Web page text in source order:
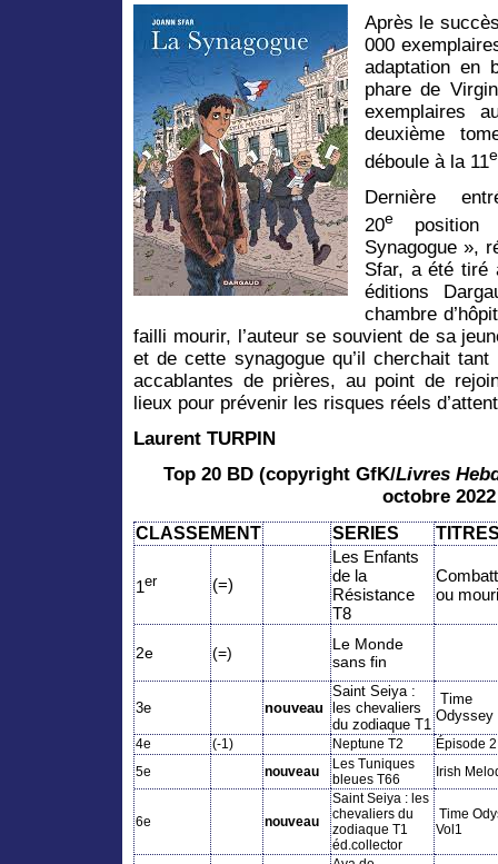
Après le
000
adaptation en
phare de
exemplaires
deuxième
déboule à la 11e
Dernière
20e position
Synagogue »,
Sfar, a été tiré
éditions
chambre
failli mourir, l’auteur se souvient de sa
et de cette synagogue qu’il cherchait
accablantes de prières, au point de
lieux pour prévenir les risques réels
Laurent TURPIN
Top 20 BD (copyright GfK/Livres
octobre 2022
CLASSEMENT SERIES
1er (=)
Les Enfants
de la
Résistance
T8
ou
2e (=)
Le Monde
sans fin
3e nouveau
Saint Seiya :
les chevaliers
du zodiaque T1
Time
Odyssey
4e (-1) Neptune T2
Épisode 2
5e
nouveau
Les Tuniques
bleues T66
Irish
6e nouveau
Saint Seiya : les
chevaliers du
zodiaque T1
éd.collector
Time
Vol1